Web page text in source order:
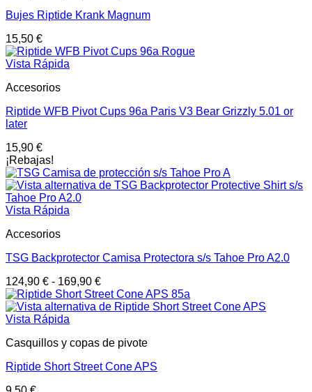
Bujes Riptide Krank Magnum
15,50 €
Vista Rápida
Accesorios
Riptide WFB Pivot Cups 96a Paris V3 Bear Grizzly 5.01 or
later
15,90 €
¡Rebajas!
Vista Rápida
Accesorios
TSG Backprotector Camisa Protectora s/s Tahoe Pro A2.0
124,90 € - 169,90 €
Vista Rápida
Casquillos y copas de pivote
Riptide Short Street Cone APS